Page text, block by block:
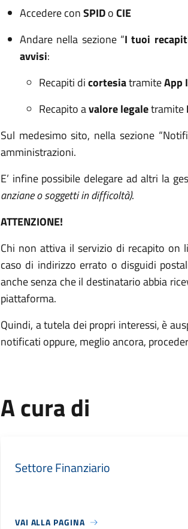
Accedere conSPIDoCIE
Andare nella sezione “I tuoi
avvisi:
Recapiti dicortesiatramiteApp
Recapito avalore legaletramite
Sul medesimo sito, nella sezione
amministrazioni.
E’ infine possibile delegare adaltri la
anziane o soggetti in difficoltà).
ATTENZIONE!
Chi non attiva il servizio di recapito on
caso di indirizzo errato o disguidi
anche senza che il destinatario abbia
piattaforma.
Quindi, a tutela dei propri interessi, è
notificati oppure, meglio ancora,
A cura di
Settore Finanziario
VAI ALLA PAGINA